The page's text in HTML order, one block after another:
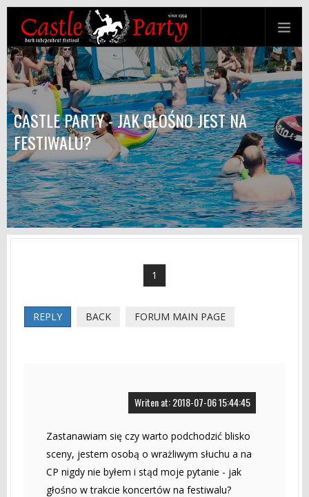
CASTLE PARTY - JAK GŁOŚNO JEST NA
FESTIWALU?
1
REPLY BACK FORUM MAIN PAGE
Writen at: 2018-07-06 15:44:45
Zastanawiam się czy warto podchodzić blisko
sceny, jestem osobą o wrażliwym słuchu a na
CP nigdy nie byłem i stąd moje pytanie - jak
głośno w trakcie koncertów na festiwalu?